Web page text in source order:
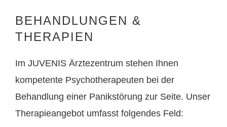
BEHANDLUNGEN &
THERAPIEN
Im JUVENIS Ärztezentrum stehen Ihnen
kompetente Psychotherapeuten bei der
Behandlung einer Panikstörung zur Seite. Unser
Therapieangebot umfasst folgendes Feld: